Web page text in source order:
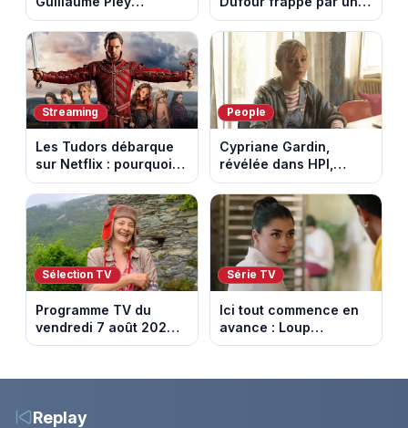
poussent Ragnar Le
Breton à quitter la
tournée Legend
terrible incendie : son
chalet part en fumée
Streaming
Les Tudors débarque
sur Netflix : pourquoi la
série n’a rien perdu de
son pouvoir
People
Cypriane Gardin,
révélée dans HPI,
lance une cagnotte
après des difficultés
financières
Sélection TV
Programme TV du
vendredi 7 août 2026 :
notre sélection pour
Série TV
Ici tout commence en
avance : Loup
découvre la trahison
10 août 2026 (spoiler)
Replay